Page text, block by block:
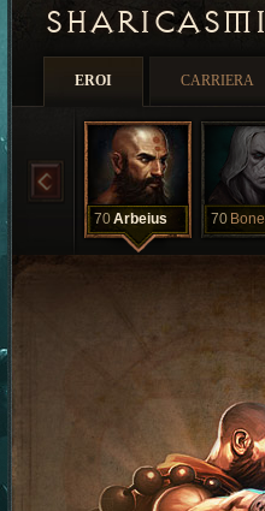
SHARICASMI
EROI CARRIERA
70Arbeius 70